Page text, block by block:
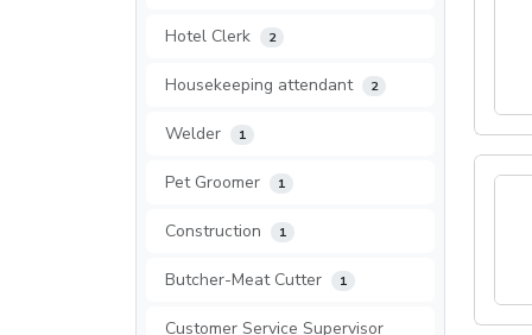
Hotel Clerk 2
Housekeeping attendant 2
Welder 1
Pet Groomer 1
Construction 1
Butcher-Meat Cutter 1
Customer Service Supervisor